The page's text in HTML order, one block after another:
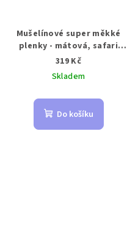
Mušelínové super měkké
plenky - mátová, safari
zvířátka 70x70 cm
319 Kč
Skladem
Do košíku